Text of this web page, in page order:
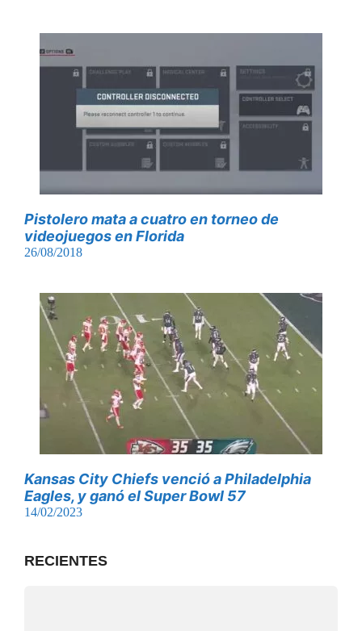
Pistolero mata a cuatro en torneo de
videojuegos en Florida
26/08/2018
Kansas City Chiefs venció a Philadelphia
Eagles, y ganó el Super Bowl 57
14/02/2023
RECIENTES